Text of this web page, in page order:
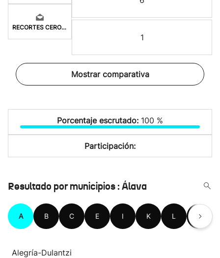
RECORTES CERO-GV
1
Mostrar comparativa
Porcentaje escrutado: 100 %
Participación:
Resultado por municipios : Álava
A B C E I K L M
Alegría-Dulantzi